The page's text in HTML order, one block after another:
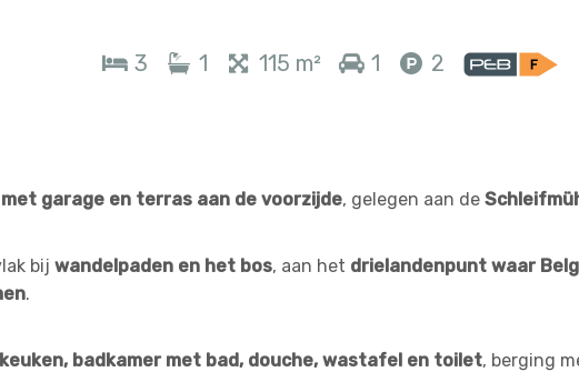
3 1 115 m² 1 2
met garage en terras aan de voorzijde, gelegen aan de
bij wandelpaden en het bos, aan het drielandenpunt waar
.
badkamer met bad, douche, wastafel en toilet, berging